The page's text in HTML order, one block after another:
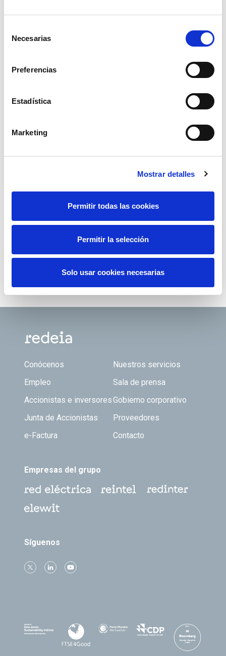
Necesarias
Preferencias
Estadística
Marketing
Mostrar detalles
Permitir todas las cookies
Permitir la selección
Solo usar cookies necesarias
Footer TOP
Conócenos
Nuestros servicios
Empleo
Sala de prensa
Accionistas e inversoresGobierno corporativo
Junta de Accionistas
Proveedores
e-Factura
Contacto
Empresas del grupo
Síguenos